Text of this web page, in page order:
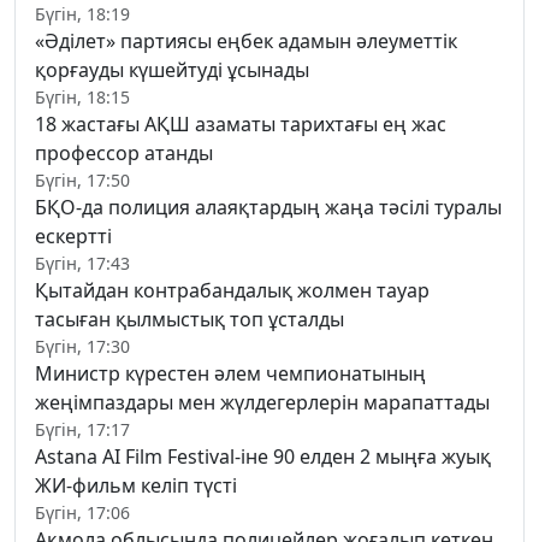
Бүгін, 18:19
«Әділет» партиясы еңбек адамын әлеуметтік
қорғауды күшейтуді ұсынады
Бүгін, 18:15
18 жастағы АҚШ азаматы тарихтағы ең жас
профессор атанды
Бүгін, 17:50
БҚО-да полиция алаяқтардың жаңа тәсілі туралы
ескертті
Бүгін, 17:43
Қытайдан контрабандалық жолмен тауар
тасыған қылмыстық топ ұсталды
Бүгін, 17:30
Министр күрестен әлем чемпионатының
жеңімпаздары мен жүлдегерлерін марапаттады
Бүгін, 17:17
Astana AI Film Festival-іне 90 елден 2 мыңға жуық
ЖИ-фильм келіп түсті
Бүгін, 17:06